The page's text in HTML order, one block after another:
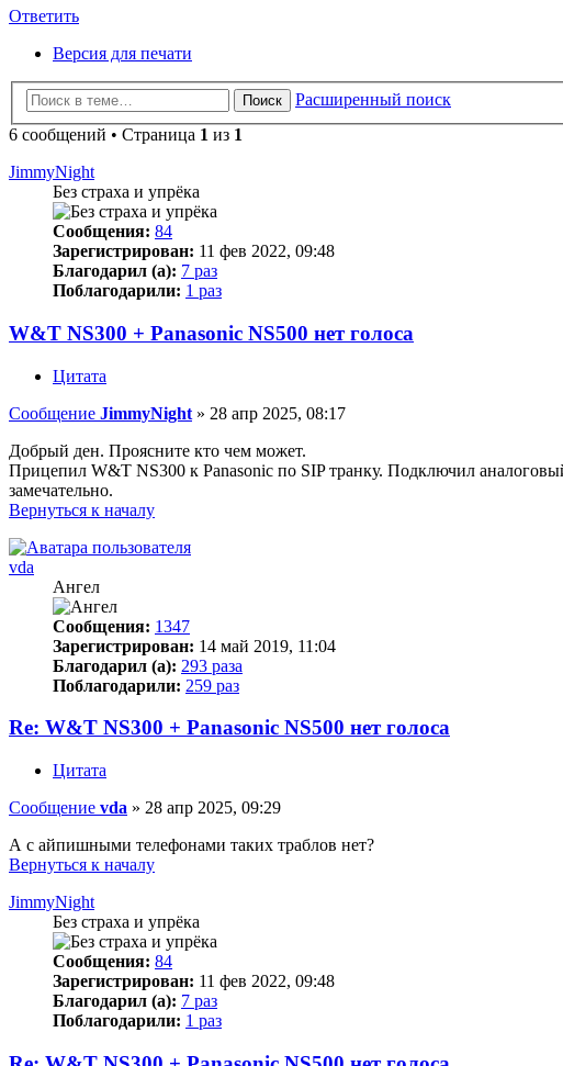
Ответить
Версия для печати
Поиск
Расширенный поиск
6 сообщений • Страница 1 из 1
JimmyNight
Без страха и упрёка
Сообщения: 84
Зарегистрирован: 11 фев 2022, 09:48
Благодарил (а): 7 раз
Поблагодарили: 1 раз
W&T NS300 + Panasonic NS500 нет голоса
Цитата
Сообщение JimmyNight » 28 апр 2025, 08:17
Добрый ден. Проясните кто чем может.
Прицепил W&T NS300 к Panasonic по SIP транку. Подключил
замечательно.
Вернуться к началу
vda
Ангел
Сообщения: 1347
Зарегистрирован: 14 май 2019, 11:04
Благодарил (а): 293 раза
Поблагодарили: 259 раз
Re: W&T NS300 + Panasonic NS500 нет голоса
Цитата
Сообщение vda » 28 апр 2025, 09:29
А с айпишными телефонами таких траблов нет?
Вернуться к началу
JimmyNight
Без страха и упрёка
Сообщения: 84
Зарегистрирован: 11 фев 2022, 09:48
Благодарил (а): 7 раз
Поблагодарили: 1 раз